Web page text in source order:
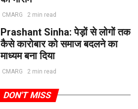
CMARG 2 min read
Prashant Sinha: पेड़ों से लोगों तक
कैसे कारोबार को समाज बदलने का
माध्यम बना दिया
CMARG 2 min read
DON'T MISS